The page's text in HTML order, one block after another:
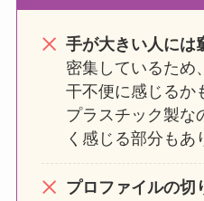
手が大きい人には
密集しているため
干不便に感じるか
プラスチック製な
く感じる部分もあ
プロファイルの切